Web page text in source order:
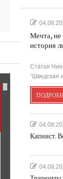
Мечта, не
история
Статья
“Шведская
Капнист.